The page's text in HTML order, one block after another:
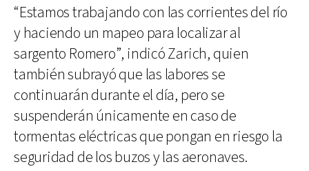
“Estamos trabajando con las corrientes del río
y haciendo un mapeo para localizar al
sargento Romero”, indicó Zarich, quien
también subrayó que las labores se
continuarán durante el día, pero se
suspenderán únicamente en caso de
tormentas eléctricas que pongan en riesgo la
seguridad de los buzos y las aeronaves.